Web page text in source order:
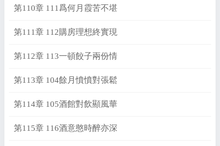
第110章 111爲何月霞苦不堪
第111章 112購房理想終實現
第112章 113一頓餃子兩份情
第113章 104餘月憤憤對張鬆
第114章 105酒館對飲顯風華
第115章 116酒意憨時醉亦深